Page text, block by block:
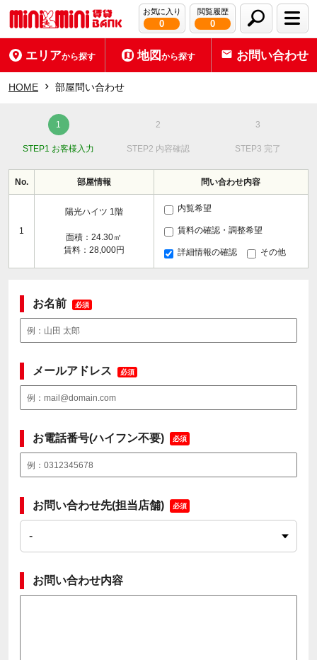
お気に入り
0
閲覧履歴
0
エリアから探す 地図から探す お問い合わせ
HOME 部屋問い合わせ
STEP1 お客様入力 STEP2 内容確認 STEP3 完了
No. 部屋情報 問い合わせ内容
1
陽光ハイツ 1階
面積：24.30㎡
賃料：28,000円
内覧希望
賃料の確認・調整希望
詳細情報の確認 その他
お名前 必須
メールアドレス 必須
お電話番号(ハイフン不要) 必須
お問い合わせ先(担当店舗) 必須
お問い合わせ内容